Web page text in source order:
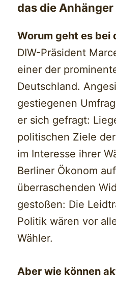
das die
Worum geht es bei
DIW-Präsident
einer der
Deutschland.
gestiegenen
er sich gefragt:
politischen Ziele
im Interesse ihrer
Berliner Ökonom
überraschenden
gestoßen: Die
Politik wären vor
Wähler.
Aber wie können